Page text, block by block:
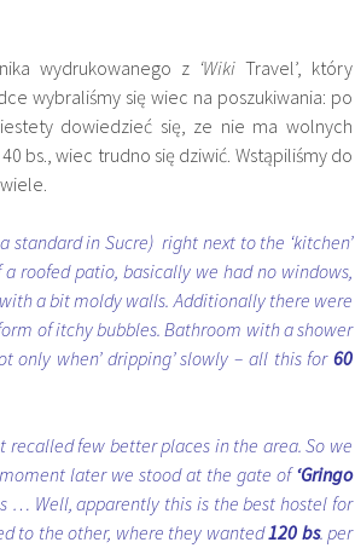
wydrukowanego z ‘Wiki Travel’, który
wybraliśmy się wiec na poszukiwania: po
dowiedzieć się, ze nie ma wolnych
bs., wiec trudno się dziwić. Wstąpiliśmy do
in Sucre) right next to the ‘kitchen’
roofed patio, basically we had no windows,
a bit moldy walls. Additionally there were
of itchy bubbles. Bathroom with a shower
when’ dripping’ slowly – all this for60
recalled few better places in the area. So we
later we stood at the gate of‘Gringo
… Well, apparently this is the best hostel for
to the other, where they wanted120 bs. per